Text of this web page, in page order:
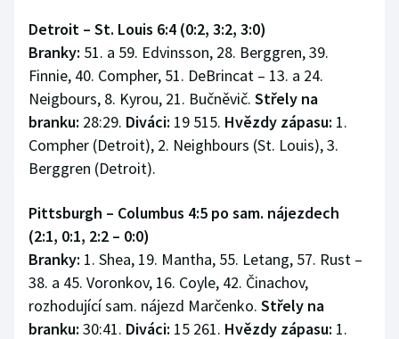
Detroit – St. Louis 6:4 (0:2, 3:2, 3:0)
Branky: 51. a 59. Edvinsson, 28. Berggren, 39.
Finnie, 40. Compher, 51. DeBrincat – 13. a 24.
Neigbours, 8. Kyrou, 21. Bučněvič. Střely na
branku: 28:29. Diváci: 19 515. Hvězdy zápasu: 1.
Compher (Detroit), 2. Neighbours (St. Louis), 3.
Berggren (Detroit).
Pittsburgh – Columbus 4:5 po sam. nájezdech
(2:1, 0:1, 2:2 – 0:0)
Branky: 1. Shea, 19. Mantha, 55. Letang, 57. Rust –
38. a 45. Voronkov, 16. Coyle, 42. Činachov,
rozhodující sam. nájezd Marčenko. Střely na
branku: 30:41. Diváci: 15 261. Hvězdy zápasu: 1.